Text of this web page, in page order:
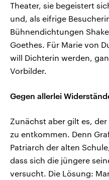
Theater, sie begeistert
und, als eifrige
Bühnendichtungen
Goethes. Für Marie von
will Dichterin werden,
Vorbilder.
Gegen allerlei
Zunächst aber gilt es,
zu entkommen. Denn
Patriarch der alten
dass sich die jüngere
versucht. Die Lösung: